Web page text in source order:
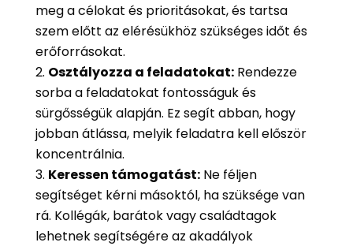
meg a célokat és prioritásokat, és tartsa
szem előtt az elérésükhöz szükséges időt és
erőforrásokat.
Osztályozza a feladatokat:Rendezze
sorba a feladatokat fontosságuk és
sürgősségük alapján. Ez segít abban, hogy
jobban átlássa, melyik feladatra kell először
koncentrálnia.
Keressen támogatást:Ne féljen
segítséget kérni másoktól, ha szüksége van
rá. Kollégák, barátok vagy családtagok
lehetnek segítségére az akadályok